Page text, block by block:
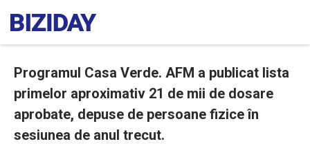
Programul Casa Verde. AFM a publicat lista
primelor aproximativ 21 de mii de dosare
aprobate, depuse de persoane fizice în
sesiunea de anul trecut.